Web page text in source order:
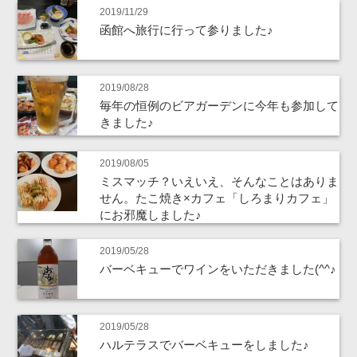
2019/11/29
函館へ旅行に行って参りました♪
2019/08/28
毎年の恒例のビアガーデンに今年も参加して
きました♪
2019/08/05
ミスマッチ？いえいえ、そんなことはありま
せん。たこ焼き×カフェ「しろまりカフェ」
にお邪魔しました♪
2019/05/28
バーベキューでワインをいただきました(^^♪
2019/05/28
ハルテラスでバーベキューをしました♪